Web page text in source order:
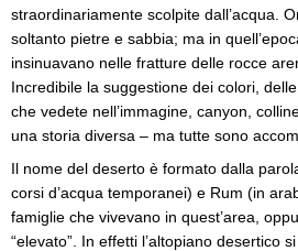
straordinariamente scolpite dall’acqua.
soltanto pietre e sabbia; ma in
insinuavano nelle fratture delle rocce
Incredibile la suggestione dei colori,
che vedete nell’immagine, canyon,
una storia diversa – ma tutte sono
Il nome del deserto è formato dalla
corsi d’acqua temporanei) e Rum (in
famiglie che vivevano in quest’area,
“elevato”. In effetti l’altopiano desertico